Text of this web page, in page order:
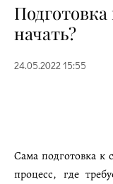
24.05.2022 15:55
Подготовка
начать?
Сама подготовка к
процесс, где